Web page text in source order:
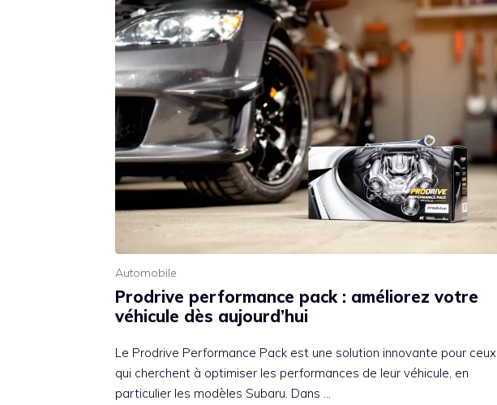
Automobile
Prodrive performance pack : améliorez votre
véhicule dès aujourd’hui
Le Prodrive Performance Pack est une solution innovante pour ceux
qui cherchent à optimiser les performances de leur véhicule, en
particulier les modèles Subaru. Dans …